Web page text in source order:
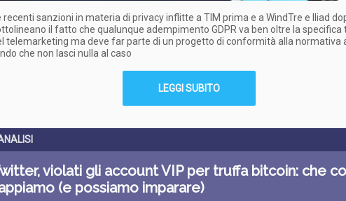
recenti sanzioni in materia di privacy inflitte a TIM prima e a WindTre e Iliad
il fatto che qualunque adempimento GDPR va ben oltre la specifica
telemarketing ma deve far parte di un progetto di conformità alla normativa
che non lasci nulla al caso
LEGGI SUBITO
violati gli account VIP per truffa bitcoin: che
(e possiamo imparare)